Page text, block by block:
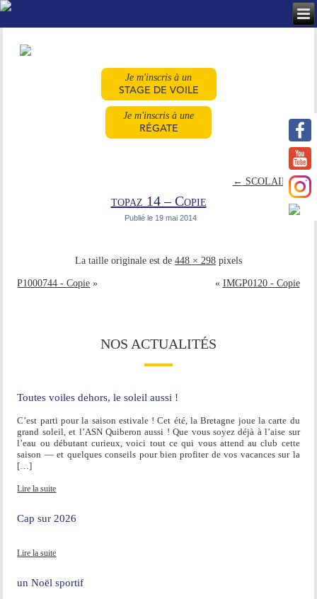
Je m'inscris à un
STAGE DE VOILE
Je m'inscris à une
RÉGATE
← SCOLAIRES
topaz 14 – Copie
Publié le 19 mai 2014
La taille originale est de 448 × 298 pixels
P1000744 - Copie » « IMGP0120 - Copie
NOS ACTUALITÉS
Toutes voiles dehors, le soleil aussi !
C’est parti pour la saison estivale ! Cet été, la Bretagne joue la carte du
grand soleil, et l’ASN Quiberon aussi ! Que vous soyez déjà à l’aise sur
l’eau ou débutant curieux, voici tout ce qui vous attend au club cette
saison — et quelques conseils pour bien profiter de vos vacances sur la
[…]
Lire la suite
Cap sur 2026
Lire la suite
un Noël sportif